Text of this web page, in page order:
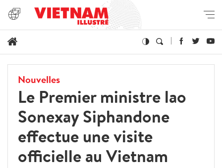
Nouvelles
Le Premier ministre lao
Sonexay Siphandone
effectue une visite
officielle au Vietnam